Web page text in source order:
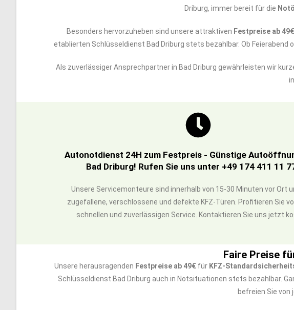
Driburg, immer bereit für die
Besonders hervorzuheben sind unsere attraktiven Festpreise ab 49€
etablierten Schlüsseldienst Bad Driburg stets bezahlbar. Ob
Als zuverlässiger Ansprechpartner in Bad Driburg gewährleisten wir
Autonotdienst 24H zum Festpreis - Günstige
Bad Driburg! Rufen Sie uns unter +49 174 411 11
Unsere Servicemonteure sind innerhalb von 15-30 Minuten vor Ort
zugefallene, verschlossene und defekte KFZ-Türen. Profitieren Sie
schnellen und zuverlässigen Service. Kontaktieren Sie uns jetzt
Faire Preise
Unsere herausragenden Festpreise ab 49€ für KFZ-
Schlüsseldienst Bad Driburg auch in Notsituationen stets bezahlbar.
befreien Sie